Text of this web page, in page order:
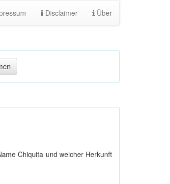
Disclaimer Über
Chiquita und welcher Herkunft